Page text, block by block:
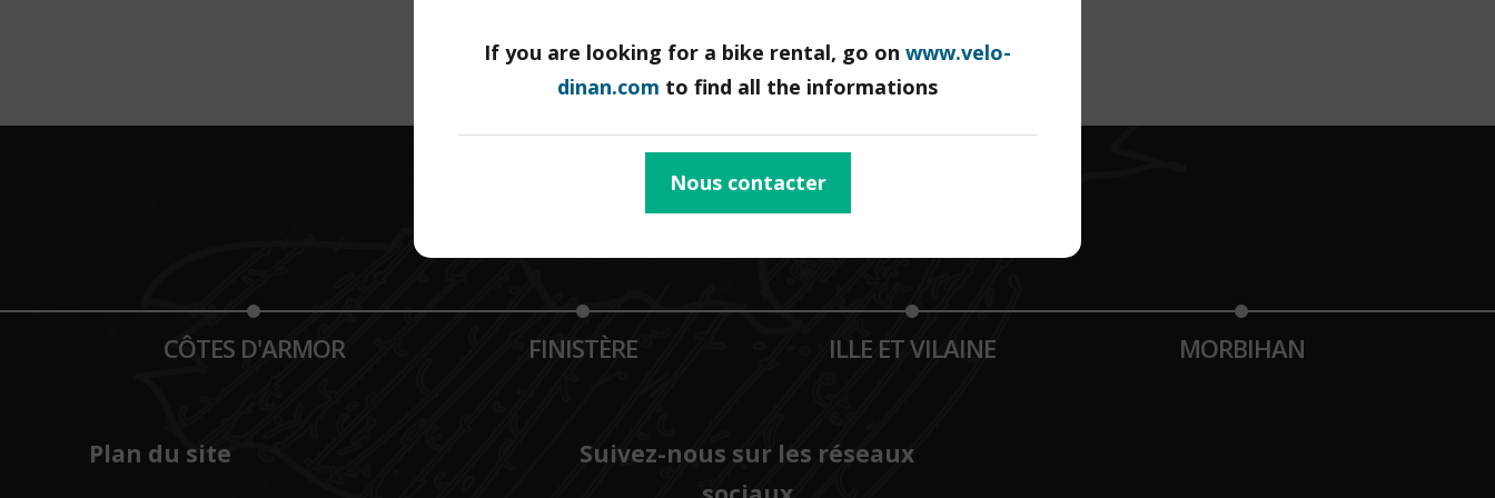
CONTACTEZ-NOUS
CÔTES D'ARMOR FINISTÈRE ILLE ET VILAINE MORBIHAN
Plan du site
Suivez-nous sur les réseaux
If you are looking for a bike rental, go on www.velo-
dinan.com to find all the informations
Nous contacter